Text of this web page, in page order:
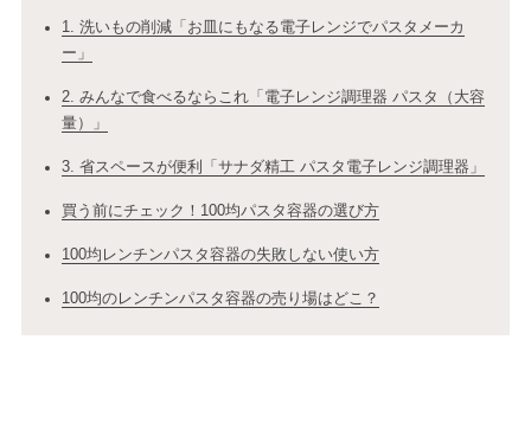
1. 洗いもの削減「お皿にもなる電子レンジでパスタメーカ
ー」
2. みんなで食べるならこれ「電子レンジ調理器 パスタ（大容
量）」
3. 省スペースが便利「サナダ精工 パスタ電子レンジ調理器」
買う前にチェック！100均パスタ容器の選び方
100均レンチンパスタ容器の失敗しない使い方
100均のレンチンパスタ容器の売り場はどこ？